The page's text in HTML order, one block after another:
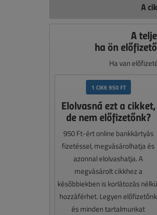
A
A
ha ön
Ha van
1 CIKK 950 FT
Elolvasná ezt a cikket,
de nem előfizetőnk?
950 Ft-ért online bankkártyás
fizetéssel, megvásárolhatja és
azonnal elolvashatja. A
megvásárolt cikkhez a
későbbiekben is korlátozás
hozzáférhet. Legyen előfizetőnk
és minden tartalmunkat